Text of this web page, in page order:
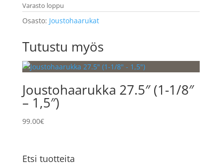
Varasto loppu
Osasto: Joustohaarukat
Tutustu myös
Joustohaarukka 27.5″ (1-1/8″
– 1,5″)
99.00€
Etsi tuotteita